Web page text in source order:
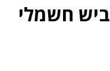
חשמלי